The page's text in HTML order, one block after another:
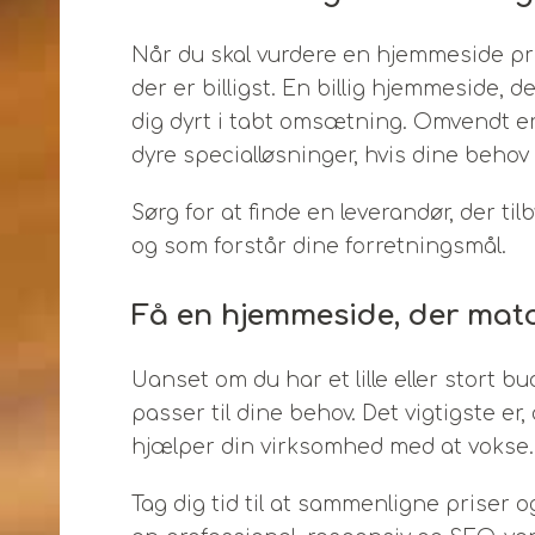
Når du skal vurdere en hjemmeside
der er billigst. En billig hjemmeside,
dig dyrt i tabt omsætning. Omvendt
dyre specialløsninger, hvis dine behov
Sørg for at finde en leverandør, der
og som forstår dine forretningsmål.
Få en hjemmeside, der
Uanset om du har et lille eller stort
passer til dine behov. Det vigtigste
hjælper din virksomhed med at vokse.
Tag dig tid til at sammenligne priser